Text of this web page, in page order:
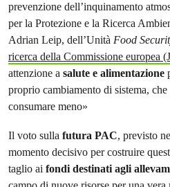
prevenzione dell’inquinamento
per la Protezione e la Ricerca
Adrian Leip, dell’Unità Food
ricerca della Commissione europea
attenzione a salute e alimentazione
proprio cambiamento di sistema,
consumare meno»
Il voto sulla futura PAC, previsto
momento decisivo per costruire
taglio ai fondi destinati agli